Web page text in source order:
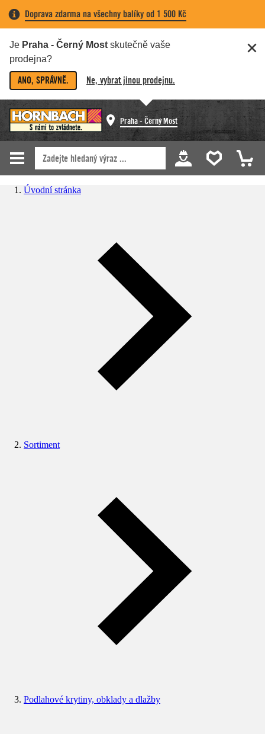
Doprava zdarma na všechny balíky od 1 500 Kč
Je Praha - Černý Most skutečně vaše
prodejna?
ANO, SPRÁVNĚ. Ne, vybrat jinou prodejnu.
Praha - Černý Most
Úvodní stránka
Sortiment
Podlahové krytiny, obklady a dlažby